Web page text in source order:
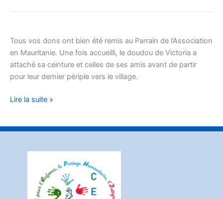
Tous vos dons ont bien été remis au Parrain de l’Association
en Mauritanie. Une fois accueilli, le doudou de Victoria a
attaché sa ceinture et celles de ses amis avant de partir
pour leur dernier périple vers le village.
pour
le
village
de
Boussobé
Lire la suite »